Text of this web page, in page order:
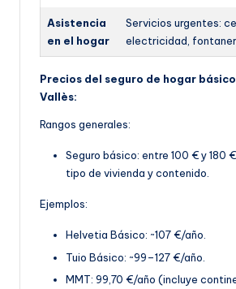
Asistencia
en el hogar
Servicios urgentes:
electricidad,
Precios del seguro de hogar
Vallès:
Rangos generales:
Seguro básico: entre 100 € y 180
tipo de vivienda y contenido.
Ejemplos:
Helvetia Básico: ~107 €/año.
Tuio Básico: ~99–127 €/año.
MMT: 99,70 €/año (incluye